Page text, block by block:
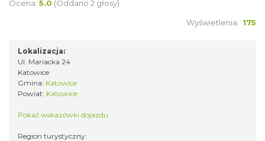
Ocena: 5.0 (Oddano 2 głosy)
Wyświetlenia: 175
Lokalizacja:
Ul. Mariacka 24
Katowice
Gmina: Katowice
Powiat: Katowice
Pokaż wskazówki dojazdu
Region turystyczny: